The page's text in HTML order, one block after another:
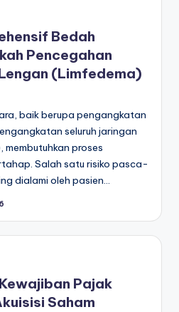
Bedah
Pencegahan
(Limfedema)
baik berupa pengangkatan
seluruh jaringan
proses
Salah satu risiko pasca-
dialami oleh pasien…
Pajak
Saham